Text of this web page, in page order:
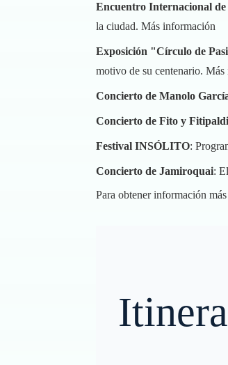
Encuentro Internacional
la ciudad. Más información
Exposición "Círculo de
motivo de su centenario. Más
Concierto de Manolo
Concierto de Fito y
Festival INSÓLITO:
Concierto de Jamiroquai:
Para obtener información